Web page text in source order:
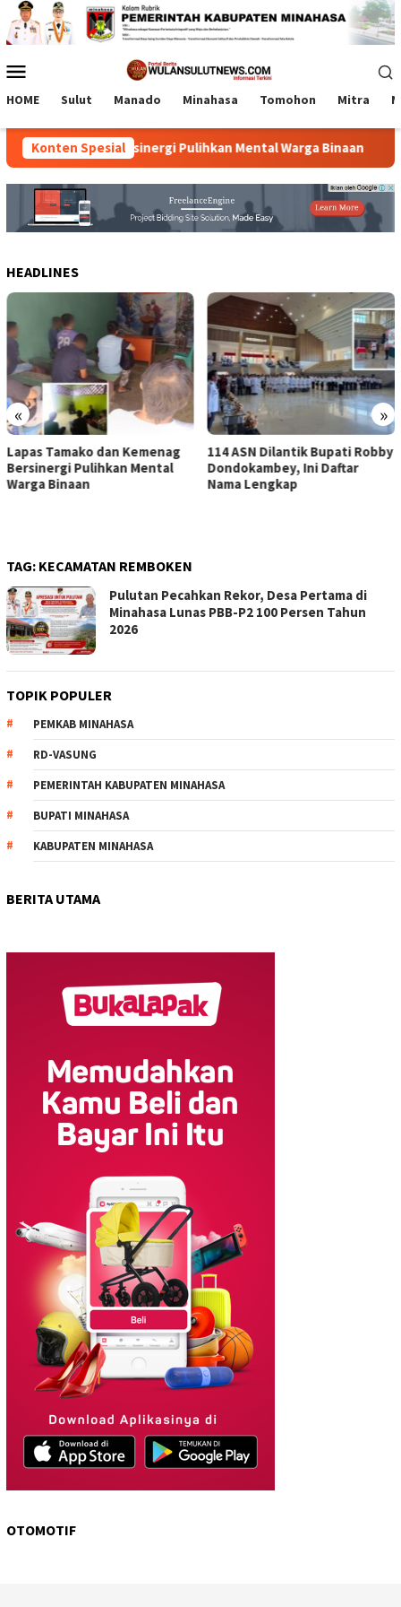
Loncat
ke
konten
Mobile
HOME Sulut Manado Minahasa Tomohon Mitra
Konten Spesial
Kemenag Bersinergi Pulihkan Mental Warga Binaan
HEADLINES
« »
Lapas Tamako dan Kemenag
Bersinergi Pulihkan Mental
Warga Binaan
114 ASN Dilantik Bupati Robby
Dondokambey, Ini Daftar
Nama Lengkap
TAG: KECAMATAN REMBOKEN
Pulutan Pecahkan Rekor, Desa Pertama di
Minahasa Lunas PBB-P2 100 Persen Tahun
2026
TOPIK POPULER
PEMKAB MINAHASA
RD-VASUNG
PEMERINTAH KABUPATEN MINAHASA
BUPATI MINAHASA
KABUPATEN MINAHASA
BERITA UTAMA
OTOMOTIF